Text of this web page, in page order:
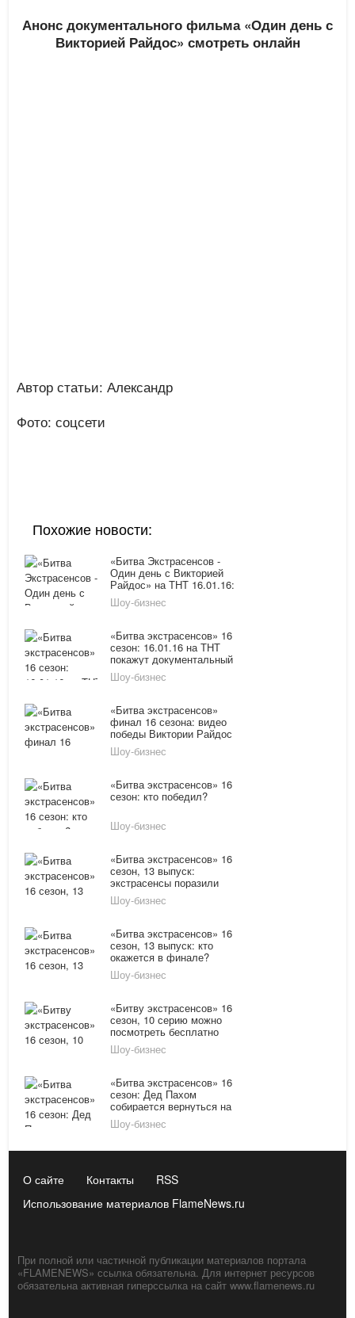
Анонс документального фильма «Один день с
Викторией Райдос» смотреть онлайн
Автор статьи: Александр
Фото: соцсети
Похожие новости:
«Битва Экстрасенсов -
Один день с Викторией
Райдос» на ТНТ 16.01.16:
показана премьера
фильма о
Шоу-бизнес
«Битва экстрасенсов» 16
сезон: 16.01.16 на ТНТ
покажут документальный
фильм - «Один день с
Викторией Райдос»
Шоу-бизнес
«Битва экстрасенсов»
финал 16 сезона: видео
победы Виктории Райдос
Шоу-бизнес
«Битва экстрасенсов» 16
сезон: кто победил?
Шоу-бизнес
«Битва экстрасенсов» 16
сезон, 13 выпуск:
экстрасенсы поразили
братьев Сафроновых
Шоу-бизнес
«Битва экстрасенсов» 16
сезон, 13 выпуск: кто
окажется в финале?
Шоу-бизнес
«Битву экстрасенсов» 16
сезон, 10 серию можно
посмотреть бесплатно
онлайн за 21.11.15
Шоу-бизнес
«Битва экстрасенсов» 16
сезон: Дед Пахом
собирается вернуться на
проект?
Шоу-бизнес
О сайте Контакты
RSS
Использование материалов FlameNews.ru
При полной или частичной публикации материалов портала
«FLAMENEWS» ссылка обязательна. Для интернет ресурсов
обязательна активная гиперссылка на сайт www.flamenews.ru